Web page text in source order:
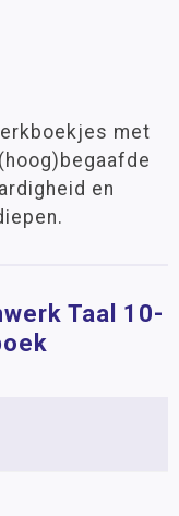
met
en
Taal 10-